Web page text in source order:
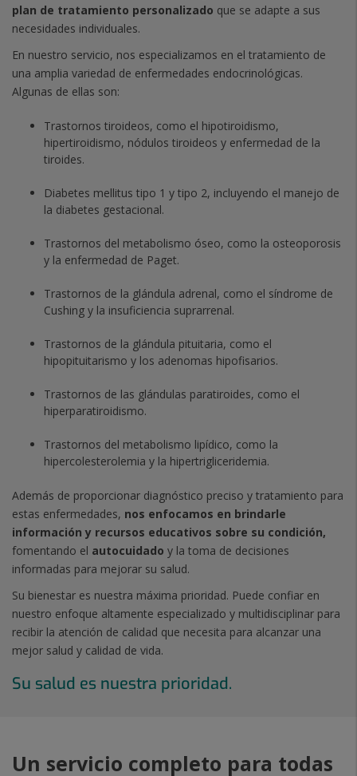
plan de tratamiento personalizado que se adapte a sus
necesidades individuales.
En nuestro servicio, nos especializamos en el tratamiento de
una amplia variedad de enfermedades endocrinológicas.
Algunas de ellas son:
Trastornos tiroideos, como el hipotiroidismo,
hipertiroidismo, nódulos tiroideos y enfermedad de la
tiroides.
Diabetes mellitus tipo 1 y tipo 2, incluyendo el manejo de
la diabetes gestacional.
Trastornos del metabolismo óseo, como la osteoporosis
y la enfermedad de Paget.
Trastornos de la glándula adrenal, como el síndrome de
Cushing y la insuficiencia suprarrenal.
Trastornos de la glándula pituitaria, como el
hipopituitarismo y los adenomas hipofisarios.
Trastornos de las glándulas paratiroides, como el
hiperparatiroidismo.
Trastornos del metabolismo lipídico, como la
hipercolesterolemia y la hipertrigliceridemia.
Además de proporcionar diagnóstico preciso y tratamiento para
estas enfermedades, nos enfocamos en brindarle
información y recursos educativos sobre su condición,
fomentando el autocuidado y la toma de decisiones
informadas para mejorar su salud.
Su bienestar es nuestra máxima prioridad. Puede confiar en
nuestro enfoque altamente especializado y multidisciplinar para
recibir la atención de calidad que necesita para alcanzar una
mejor salud y calidad de vida.
Su salud es nuestra prioridad.
Un servicio completo para todas